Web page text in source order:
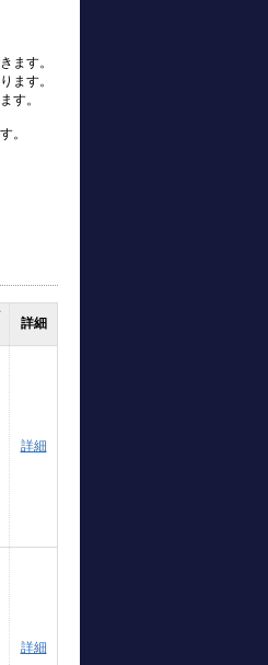
ます。
ます。
す。
。
詳細
詳細
詳細